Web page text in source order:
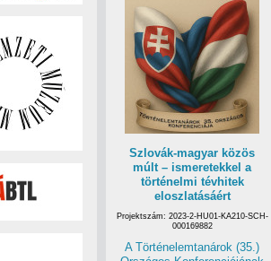
Szlovák-magyar közös
múlt – ismeretekkel a
történelmi tévhitek
eloszlatásáért
Projektszám: 2023-2-HU01-KA210-SCH-
000169882
A Történelemtanárok (35.)